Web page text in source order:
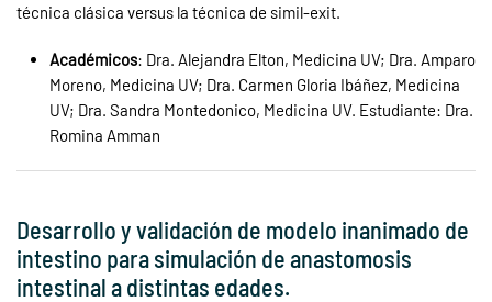
técnica clásica versus la técnica de simil-exit.
Académicos: Dra. Alejandra Elton, Medicina UV; Dra. Amparo
Moreno, Medicina UV; Dra. Carmen Gloria Ibáñez, Medicina
UV; Dra. Sandra Montedonico, Medicina UV. Estudiante: Dra.
Romina Amman
Desarrollo y validación de modelo inanimado de
intestino para simulación de anastomosis
intestinal a distintas edades.